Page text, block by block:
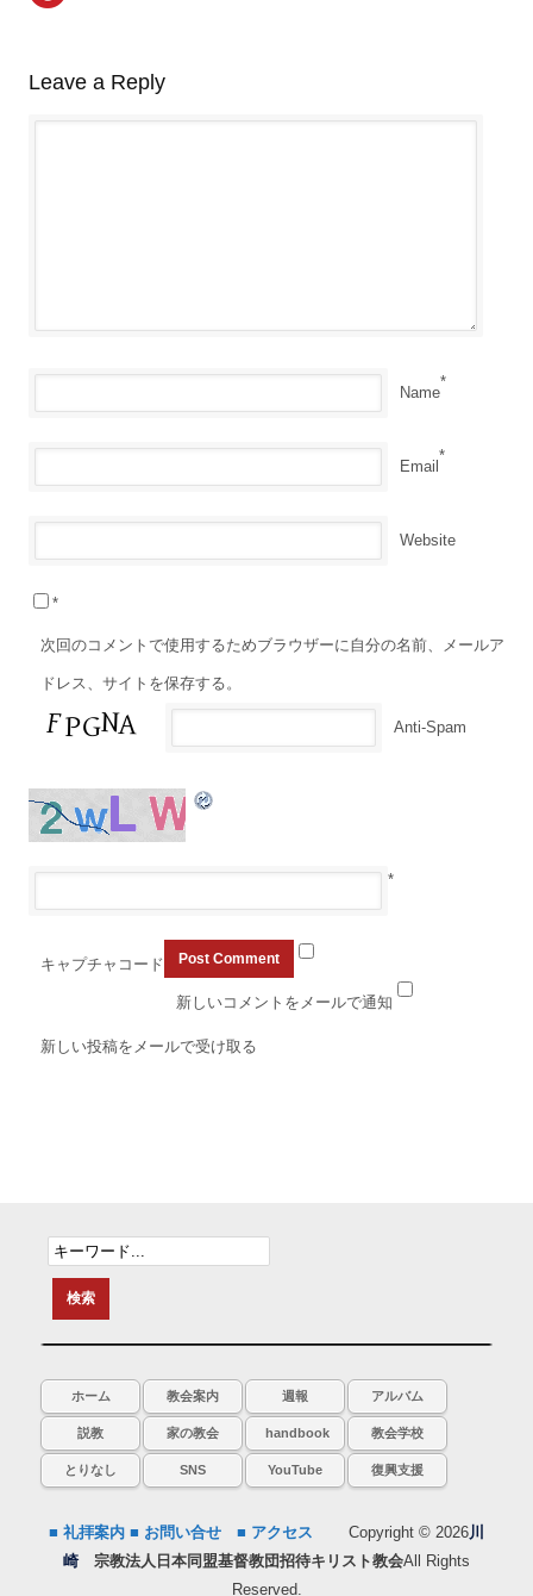
Leave a Reply
Name
*
Email
*
Website
次回のコメントで使用するためブラウザーに自分の名前、メールア
ドレス、サイトを保存する。
Anti-Spam
*
キャプチャコード
*
新しいコメントをメールで通知
新しい投稿をメールで受け取る
ホーム 教会案内 週報 アルバム
説教 家の教会 handbook 教会学校
とりなし SNS YouTube 復興支援
■ 礼拝案内 ■ お問い合せ ■ アクセス Copyright © 2026川
崎
宗教法人日本同盟基督教団招待キリスト教会All Rights
Reserved.